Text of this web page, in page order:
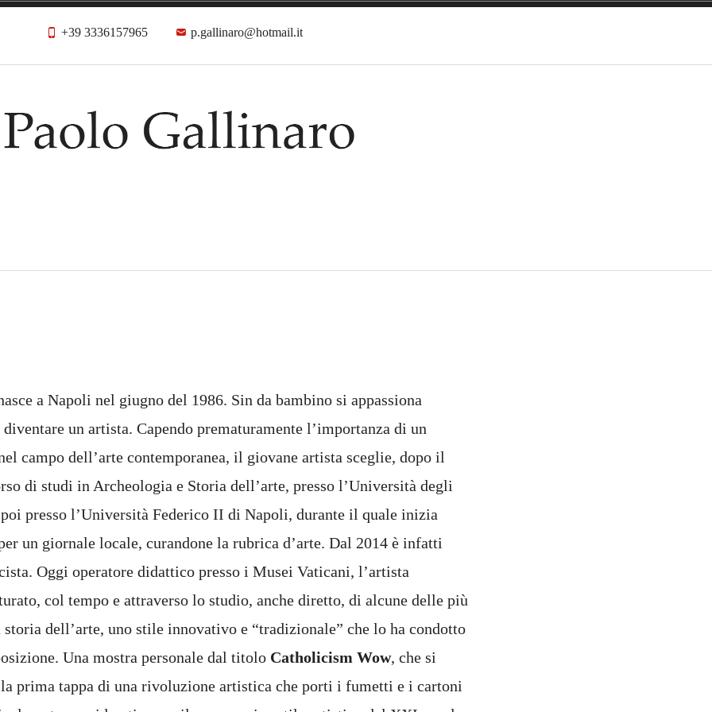
+39 3336157965 p.gallinaro@hotmail.it
a Napoli nel giugno del 1986. Sin da bambino si appassiona
un artista. Capendo prematuramente l’importanza di un
campo dell’arte contemporanea, il giovane artista sceglie, dopo il
di studi in Archeologia e Storia dell’arte, presso l’Università degli
presso l’Università Federico II di Napoli, durante il quale inizia
un giornale locale, curandone la rubrica d’arte. Dal 2014 è infatti
Oggi operatore didattico presso i Musei Vaticani, l’artista
col tempo e attraverso lo studio, anche diretto, di alcune delle più
storia dell’arte, uno stile innovativo e “tradizionale” che lo ha condotto
Una mostra personale dal titolo Catholicism Wow, che si
la prima tappa di una rivoluzione artistica che porti i fumetti e i cartoni